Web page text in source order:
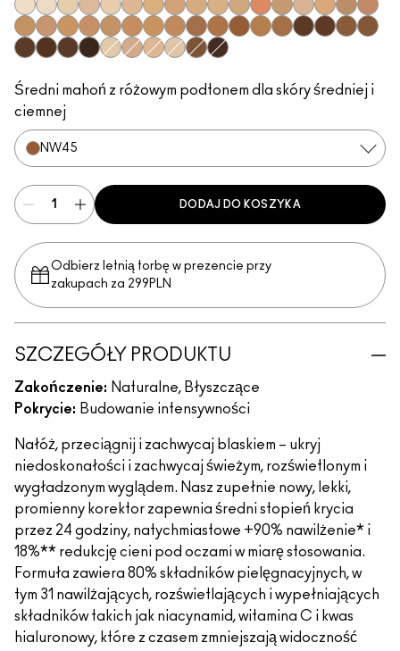
NC5​NW5​NC11​NW10​NC11.5​NC14.5​
NC15​NW15​NC17​NC17.5​
NC20​NW18​NC25​N18​NW20​
NC27​NW25​
NC30​NW30​
NC35​NW35​NC37​NC40​NC42​NC44​NW40​
NW43​NW45​
Średni mahoń z różowym podtonem dla skóry średniej i
ciemnej
NW45​
DODAJ DO KOSZYKA
Odbierz letnią torbę w prezencie przy
zakupach za 299PLN
SZCZEGÓŁY PRODUKTU
Zakończenie: Naturalne, Błyszczące
Pokrycie: Budowanie intensywności
Nałóż, przeciągnij i zachwycaj blaskiem – ukryj
niedoskonałości i zachwycaj świeżym, rozświetlonym i
wygładzonym wyglądem. Nasz zupełnie nowy, lekki,
promienny korektor zapewnia średni stopień krycia
przez 24 godziny, natychmiastowe +90% nawilżenie* i
18%** redukcję cieni pod oczami w miarę stosowania.
Formuła zawiera 80% składników pielęgnacyjnych, w
tym 31 nawilżających, rozświetlających i wypełniających
składników takich jak niacynamid, witamina C i kwas
hialuronowy, które z czasem zmniejszają widoczność